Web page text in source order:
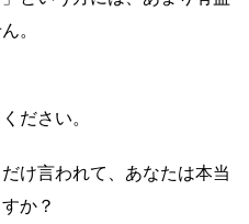
。
ださい。
け言われて、あなたは本当
か？